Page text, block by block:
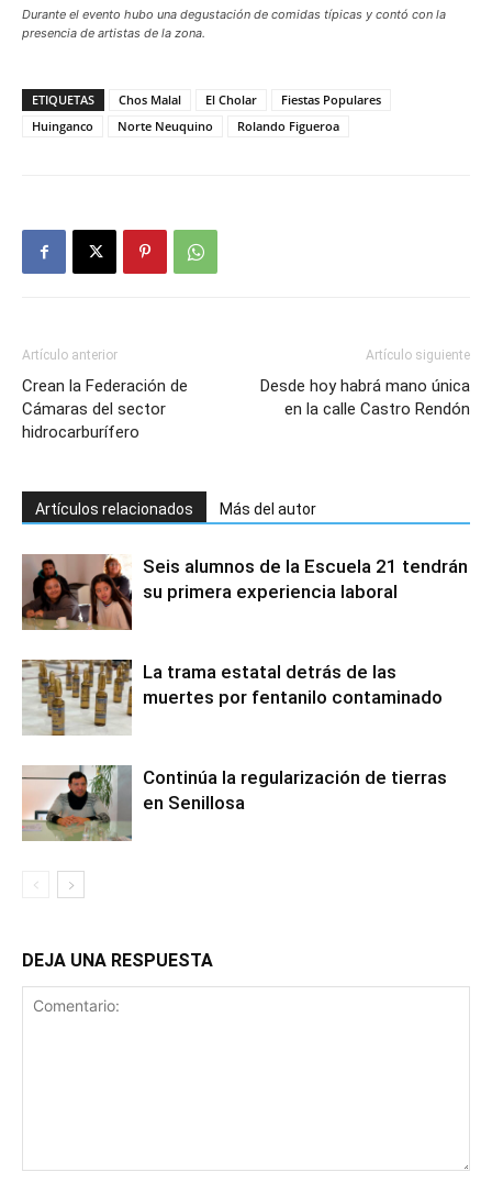
Durante el evento hubo una degustación de comidas típicas y contó con la
presencia de artistas de la zona.
ETIQUETAS Chos Malal El Cholar
Fiestas Populares
Huinganco
Norte Neuquino Rolando Figueroa
Artículo anterior
Crean la Federación de
Cámaras del sector
hidrocarburífero
Artículo siguiente
Desde hoy habrá mano única
en la calle Castro Rendón
Artículos relacionados Más del autor
Seis alumnos de la Escuela 21 tendrán
su primera experiencia laboral
La trama estatal detrás de las
muertes por fentanilo contaminado
Continúa la regularización de tierras
en Senillosa
DEJA UNA RESPUESTA